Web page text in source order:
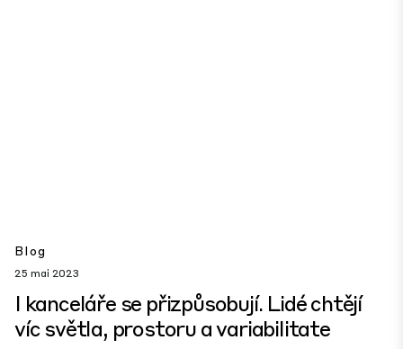
Blog
25 mai 2023
I kanceláře se přizpůsobují. Lidé chtějí
víc světla, prostoru a variabilitate